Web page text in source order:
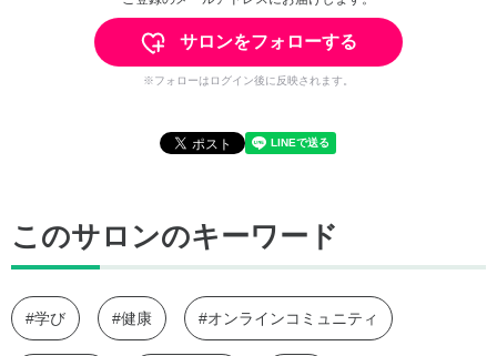
サロンをフォローする
※フォローはログイン後に反映されます。
このサロンのキーワード
#学び #健康 #オンラインコミュニティ